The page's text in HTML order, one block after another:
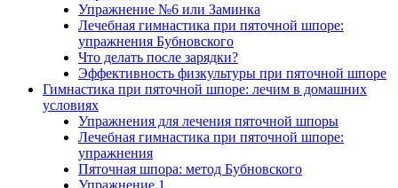
Упражнение №6 или Заминка
Лечебная гимнастика при пяточной шпоре:
упражнения Бубновского
Что делать после зарядки?
Эффективность физкультуры при пяточной шпоре
Гимнастика при пяточной шпоре: лечим в домашних
условиях
Упражнения для лечения пяточной шпоры
Лечебная гимнастика при пяточной шпоре:
упражнения
Пяточная шпора: метод Бубновского
Упражнение 1